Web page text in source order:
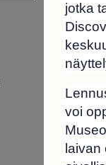
jotka
voi